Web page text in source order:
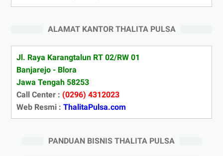
ALAMAT KANTOR THALITA PULSA
Jl. Raya Karangtalun RT 02/RW 01
Banjarejo - Blora
Jawa Tengah 58253
Call Center : (0296) 4312023
Web Resmi : ThalitaPulsa.com
PANDUAN BISNIS THALITA PULSA